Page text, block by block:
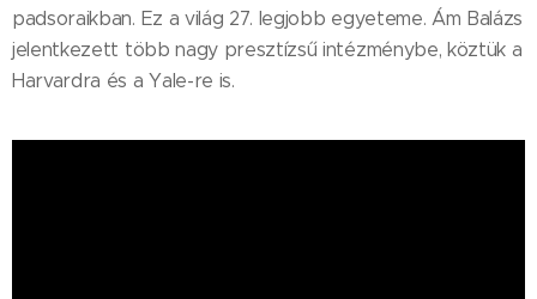
padsoraikban. Ez a világ 27. legjobb egyeteme. Ám Balázs
jelentkezett több nagy presztízsű intézménybe, köztük a
Harvardra és a Yale-re is.